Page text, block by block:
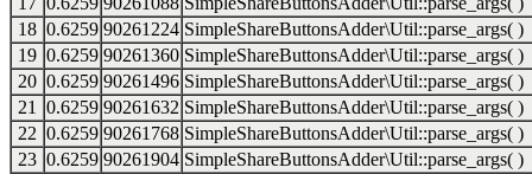
18 0.6259 90261224 SimpleShareButtonsAdder\Util::parse_args( )
19 0.6259 90261360 SimpleShareButtonsAdder\Util::parse_args( )
20 0.6259 90261496 SimpleShareButtonsAdder\Util::parse_args( )
21
0.6259 90261632 SimpleShareButtonsAdder\Util::parse_args( )
22 0.6259 90261768 SimpleShareButtonsAdder\Util::parse_args( )
23 0.6259 90261904 SimpleShareButtonsAdder\Util::parse_args( )